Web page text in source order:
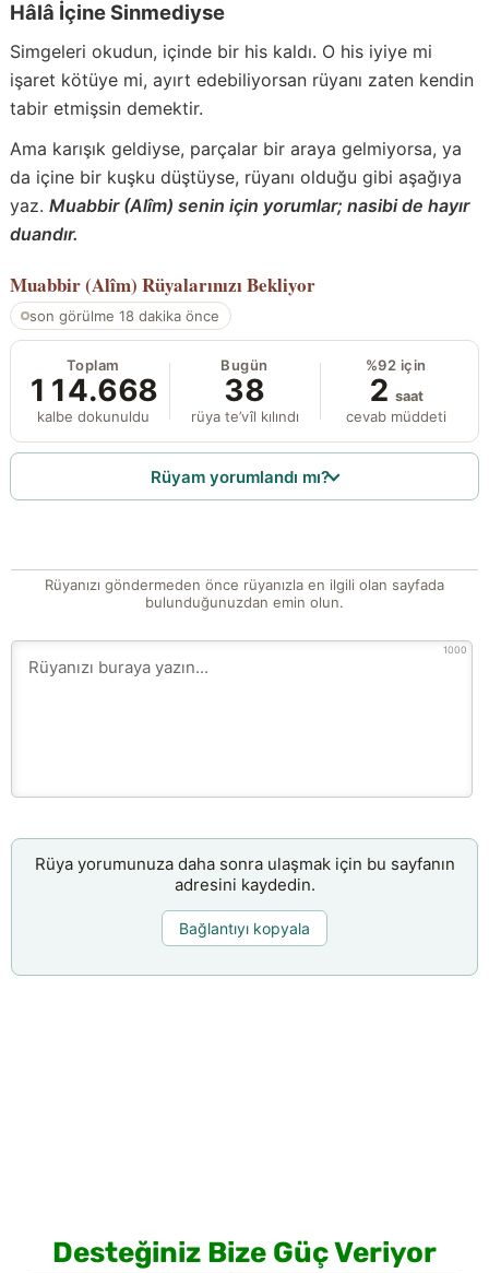
Hâlâ İçine Sinmediyse
Simgeleri okudun, içinde bir his kaldı. O his iyiye mi
işaret kötüye mi, ayırt edebiliyorsan rüyanı zaten kendin
tabir etmişsin demektir.
Ama karışık geldiyse, parçalar bir araya gelmiyorsa, ya
da içine bir kuşku düştüyse, rüyanı olduğu gibi aşağıya
yaz. Muabbir (Alîm) senin için yorumlar; nasibi de hayır
duandır.
Muabbir (Alîm) Rüyalarınızı Bekliyor
son görülme 18 dakika önce
Toplam
114.668
kalbe dokunuldu
Bugün
38
rüya te’vîl kılındı
%92 için
2 saat
cevab müddeti
Rüyam yorumlandı mı?
Rüyanızı göndermeden önce rüyanızla en ilgili olan sayfada
bulunduğunuzdan emin olun.
1000
Rüya yorumunuza daha sonra ulaşmak için bu sayfanın
adresini kaydedin.
Bağlantıyı kopyala
Desteğiniz Bize Güç Veriyor